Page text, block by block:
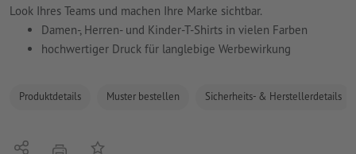
Look Ihres Teams und machen Ihre Marke sichtbar.
Damen-, Herren- und Kinder-T-Shirts in vielen Farben
hochwertiger Druck für langlebige Werbewirkung
Produktdetails Muster bestellen Sicherheits- & Herstellerdetails
Teilen DruckenAuf die Merkliste